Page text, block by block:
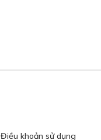
Điều khoản sử dụng